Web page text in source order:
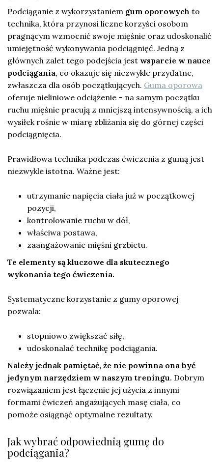
Podciąganie z wykorzystaniem gum oporowych to
technika, która przynosi liczne korzyści osobom
pragnącym wzmocnić swoje mięśnie oraz udoskonalić
umiejętność wykonywania podciągnięć. Jedną z
głównych zalet tego podejścia jest wsparcie w nauce
podciągania, co okazuje się niezwykle przydatne,
zwłaszcza dla osób początkujących. Guma oporowa
oferuje nieliniowe odciążenie – na samym początku
ruchu mięśnie pracują z mniejszą intensywnością, a ich
wysiłek rośnie w miarę zbliżania się do górnej części
podciągnięcia.
Prawidłowa technika podczas ćwiczenia z gumą jest
niezwykle istotna. Ważne jest:
utrzymanie napięcia ciała już w początkowej
pozycji,
kontrolowanie ruchu w dół,
właściwa postawa,
zaangażowanie mięśni grzbietu.
Te elementy są kluczowe dla skutecznego
wykonania tego ćwiczenia.
Systematyczne korzystanie z gumy oporowej
pozwala:
stopniowo zwiększać siłę,
udoskonalać technikę podciągania.
Należy jednak pamiętać, że nie powinna ona być
jedynym narzędziem w naszym treningu. Dobrym
rozwiązaniem jest łączenie jej użycia z innymi
formami ćwiczeń angażujących masę ciała, co
pomoże osiągnąć optymalne rezultaty.
Jak wybrać odpowiednią gumę do
podciągania?